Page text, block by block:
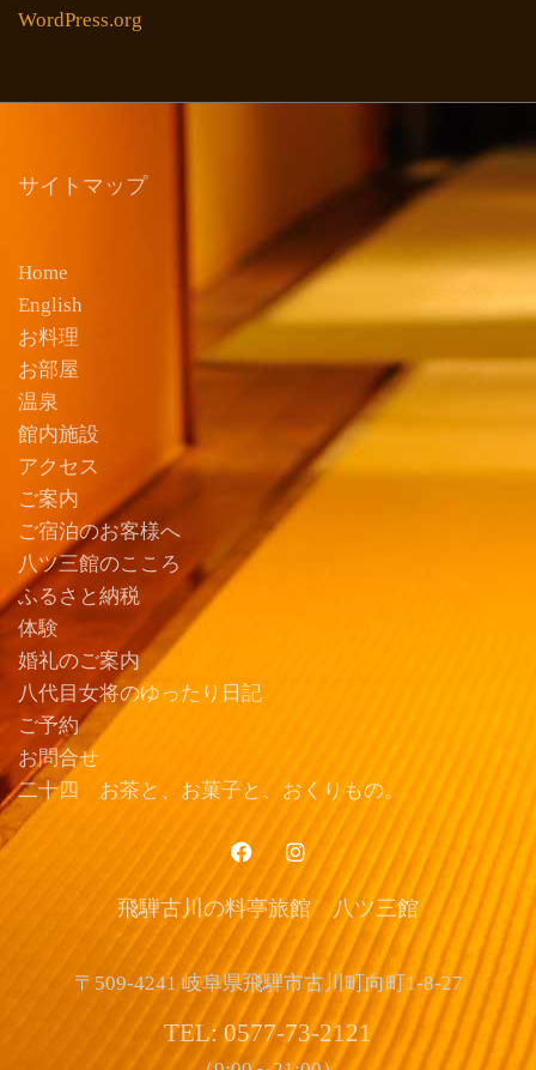
WordPress.org
サイトマップ
Home
English
お料理
お部屋
温泉
館内施設
アクセス
ご案内
ご宿泊のお客様へ
八ツ三館のこころ
ふるさと納税
体験
婚礼のご案内
八代目女将のゆったり日記
ご予約
お問合せ
二十四 お茶と、お菓子と、おくりもの。
飛騨古川の料亭旅館 八ツ三館
〒509-4241 岐阜県飛騨市古川町向町1-8-27
TEL: 0577-73-2121